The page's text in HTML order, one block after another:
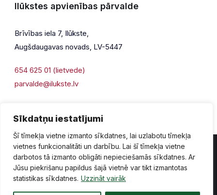
Sīkdatņu iestatījumi
Šī tīmekļa vietne izmanto sīkdatnes, lai uzlabotu tīmekļa
vietnes funkcionalitāti un darbību. Lai šī tīmekļa vietne
darbotos tā izmanto obligāti nepieciešamās sīkdatnes. Ar
Jūsu piekrišanu papildus šajā vietnē var tikt izmantotas
statistikas sīkdatnes. Uzzināt vairāk
Ilūkstes apvienības pārvalde
Brīvības iela 7, Ilūkste,
Augšdaugavas novads, LV-5447
654 625 01 (lietvede)
parvalde@ilukste.lv
Privātuma politika Piekļūstamība
Lapas karte